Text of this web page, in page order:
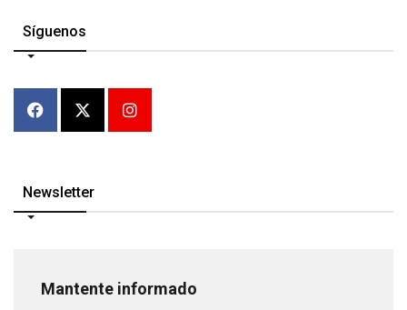
Síguenos
Newsletter
Mantente informado